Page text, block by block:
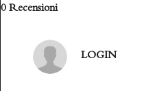
0 Recensioni
LOGIN